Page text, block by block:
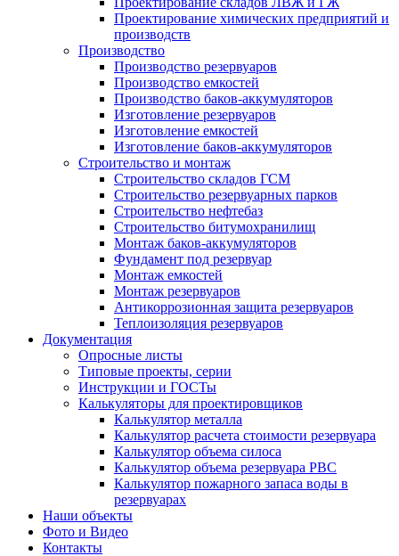
Проектирование химических предприятий и
производств
Производство
Производство резервуаров
Производство емкостей
Производство баков-аккумуляторов
Изготовление резервуаров
Изготовление емкостей
Изготовление баков-аккумуляторов
Строительство и монтаж
Строительство складов ГСМ
Строительство резервуарных парков
Строительство нефтебаз
Строительство битумохранилищ
Монтаж баков-аккумуляторов
Фундамент под резервуар
Монтаж емкостей
Монтаж резервуаров
Антикоррозионная защита резервуаров
Теплоизоляция резервуаров
Документация
Опросные листы
Типовые проекты, серии
Инструкции и ГОСТы
Калькуляторы для проектировщиков
Калькулятор металла
Калькулятор расчета стоимости резервуара
Калькулятор объема силоса
Калькулятор объема резервуара РВС
Калькулятор пожарного запаса воды в
резервуарах
Наши объекты
Фото и Видео
Контакты